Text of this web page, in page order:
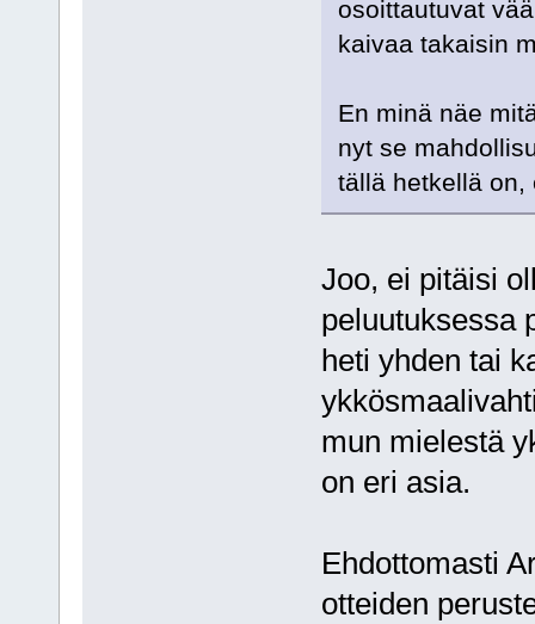
osoittautuvat
kaivaa takaisin
En minä näe
nyt se
tällä hetkellä on,
Joo, ei pitäisi
peluutuksessa
heti yhden tai
mun mielestä
on eri asia.
Ehdottomasti
otteiden